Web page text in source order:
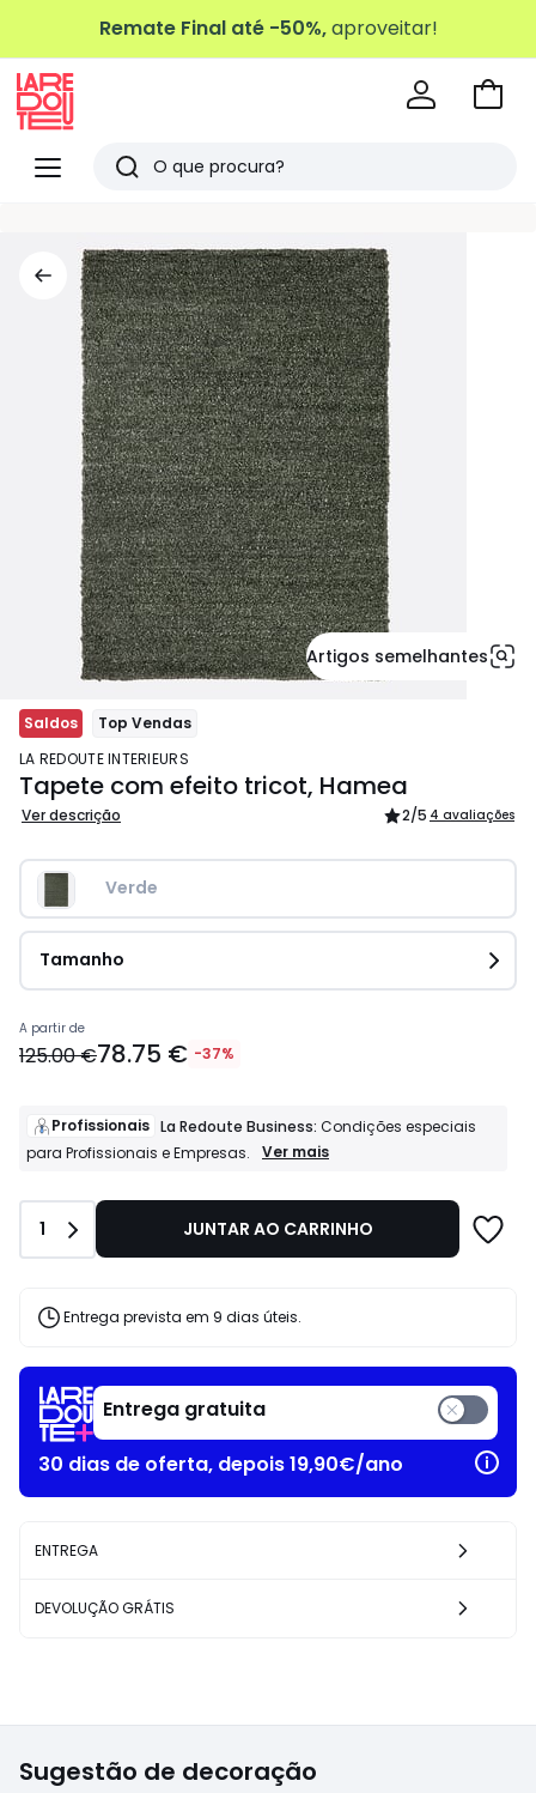
Remate Final até -50%,aproveitar!
Menu
Redoute
Pesquisar
artigos
vistos
Ir
Artigos semelhantes
Saldos
Top Vendas
LA REDOUTE INTERIEURS
Tapete com efeito tricot, Hamea
Ver descrição 2/5 4 avaliações
Verde
Tamanho
Preço
a
78.75
€
vez
de
aplicado.
A partir de
125.00 €78.75 € -37%
Profissionais La Redoute Business: Condições especiais
para Profissionais e Empresas.
Profissionais
Condições
e
Ver mais
Quantidade
1 JUNTAR AO CARRINHO
Entrega prevista em 9 dias úteis.
Entrega gratuita
30 dias de oferta, depois 19,90€/ano
ENTREGA
DEVOLUÇÃO GRÁTIS
Sugestão de decoração